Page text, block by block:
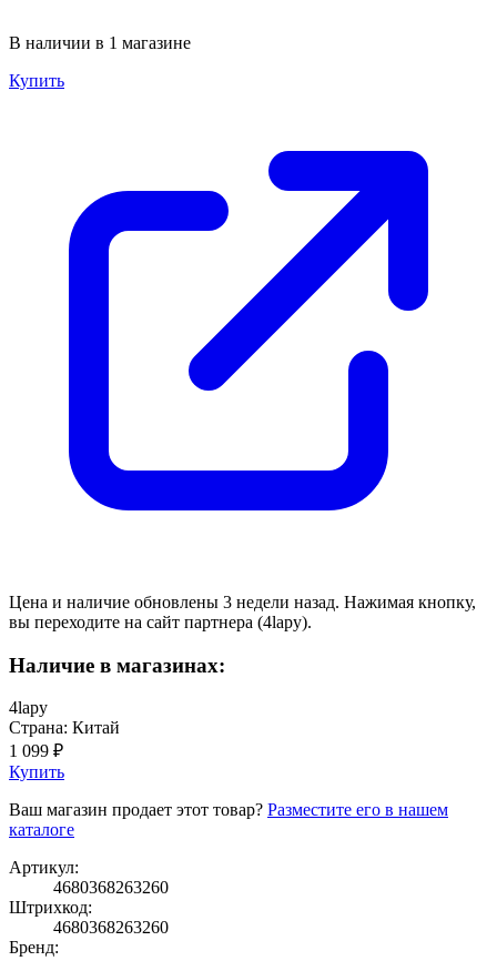
В наличии в 1 магазине
Купить
Цена и наличие обновлены 3 недели назад. Нажимая кнопку,
вы переходите на сайт партнера (4lapy).
Наличие в магазинах:
4lapy
Страна: Китай
1 099 ₽
Купить
Ваш магазин продает этот товар? Разместите его в нашем
каталоге
Артикул:
4680368263260
Штрихкод:
4680368263260
Бренд: